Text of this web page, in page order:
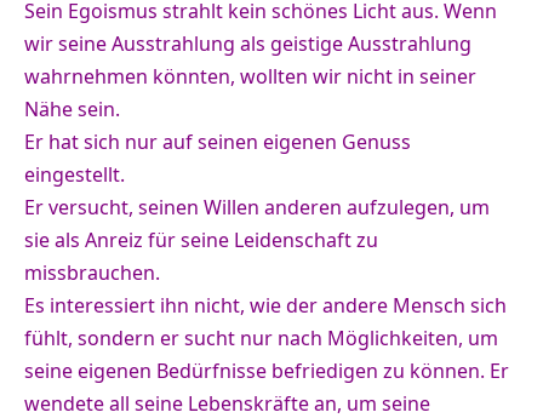
Sein Egoismus strahlt kein schönes Licht aus. Wenn
wir seine Ausstrahlung als geistige Ausstrahlung
wahrnehmen könnten, wollten wir nicht in seiner
Nähe sein.
Er hat sich nur auf seinen eigenen Genuss
eingestellt.
Er versucht, seinen Willen anderen aufzulegen, um
sie als Anreiz für seine Leidenschaft zu
missbrauchen.
Es interessiert ihn nicht, wie der andere Mensch sich
fühlt, sondern er sucht nur nach Möglichkeiten, um
seine eigenen Bedürfnisse befriedigen zu können. Er
wendete all seine Lebenskräfte an, um seine